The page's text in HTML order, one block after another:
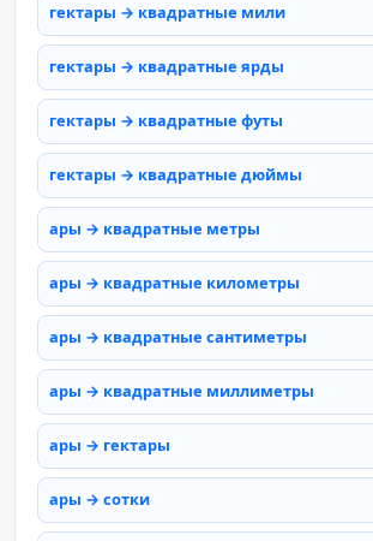
гектары → квадратные мили
гектары → квадратные ярды
гектары → квадратные футы
гектары → квадратные дюймы
ары → квадратные метры
ары → квадратные километры
ары → квадратные сантиметры
ары → квадратные миллиметры
ары → гектары
ары → сотки